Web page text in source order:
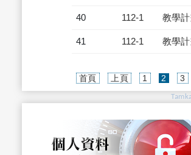
40 112-1 教學
41 112-1 教學
首頁 上頁 1 2 3